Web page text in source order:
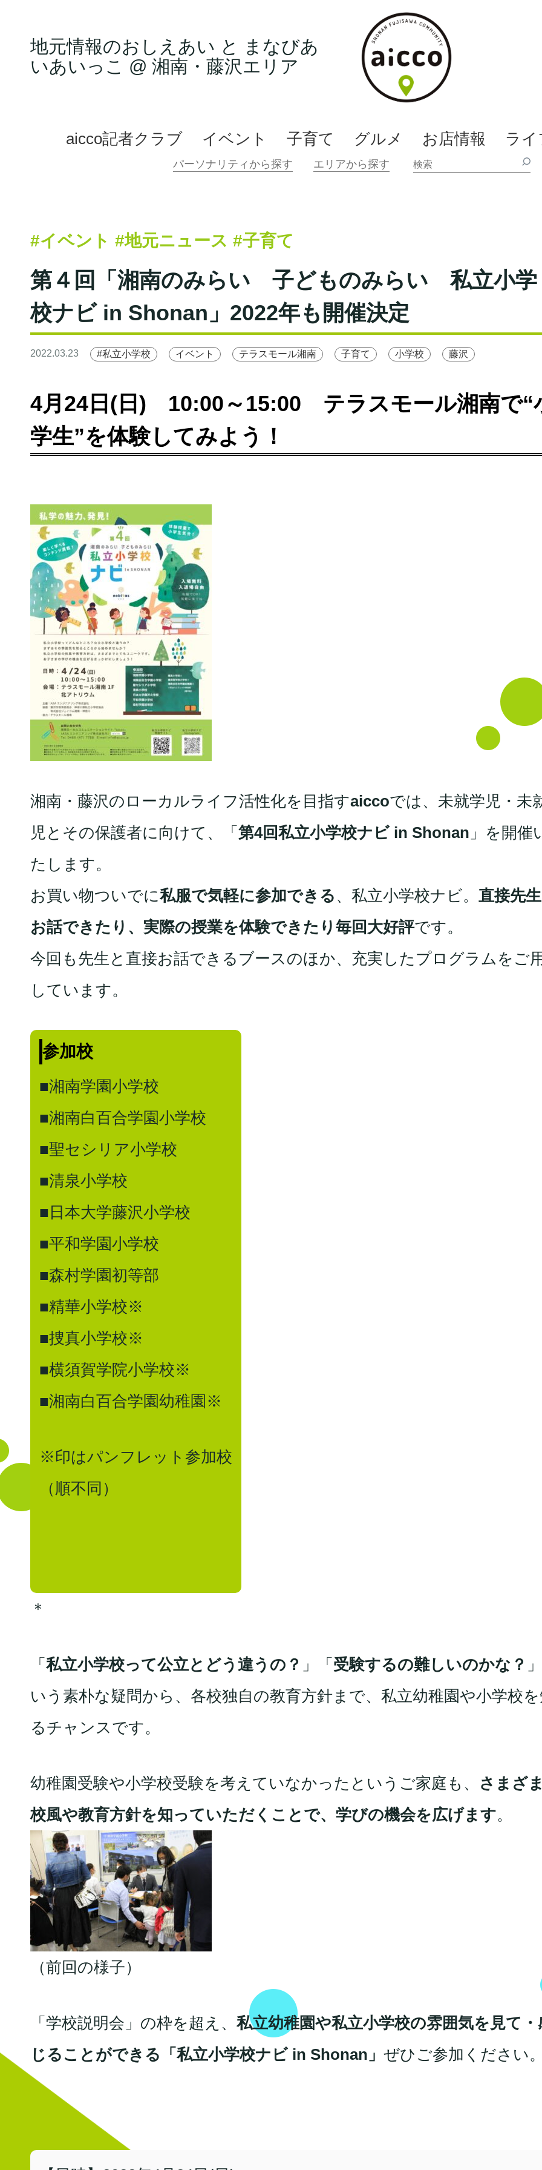
地元情報のおしえあい と まなびあ
いあいっこ @ 湘南・藤沢エリア
aicco記者クラブ イベント 子育て グルメ お店情報 ラ
#イベント #地元ニュース #子育て
第４回「湘南のみらい 子どものみらい 私立小学
校ナビ in Shonan」2022年も開催決定
2022.03.23 #私立小学校 イベント テラスモール湘南 子育て 小学校 藤沢
4月24日(日) 10:00～15:00 テラスモール湘南で“
学生”を体験してみよう！
湘南・藤沢のローカルライフ活性化を目指すaiccoでは、未就学児・未
児とその保護者に向けて、「 第4回私立小学校ナビ in Shonan 」を開催
たします。
お買い物ついでに私服で気軽に参加できる、私立小学校ナビ。 直接先
お話できたり、実際の授業を体験できたり毎回大好評です。
今回も先生と直接お話できるブースのほか、充実したプログラムをご
しています。
参加校
■湘南学園小学校
■湘南白百合学園小学校
■聖セシリア小学校
■清泉小学校
■日本大学藤沢小学校
■平和学園小学校
■森村学園初等部
■精華小学校※
■捜真小学校※
■横須賀学院小学校※
■湘南白百合学園幼稚園※
※印はパンフレット参加校
（順不同）
＊
「私立小学校って公立とどう違うの？ 」「 受験するの難しいのかな？
いう素朴な疑問から、各校独自の教育方針まで、私立幼稚園や小学校
るチャンスです。
幼稚園受験や小学校受験を考えていなかったというご家庭も、 さまざ
校風や教育方針を知っていただくことで、学びの機会を広げます。
（前回の様子）
「学校説明会」の枠を超え、私立幼稚園や私立小学校の雰囲気を見て・
じることができる「私立小学校ナビ in Shonan」 ぜひご参加ください